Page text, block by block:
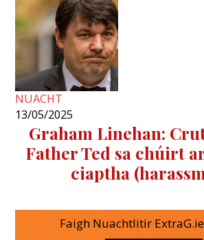
NUACHT
13/05/2025
Graham Linehan:
Father Ted sa chúirt
ciaptha
Faigh Nuachtlitir